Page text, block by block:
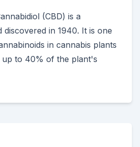
(CBD) is a
discovered in 1940. It is one
in cannabis plants
to 40% of the plant's